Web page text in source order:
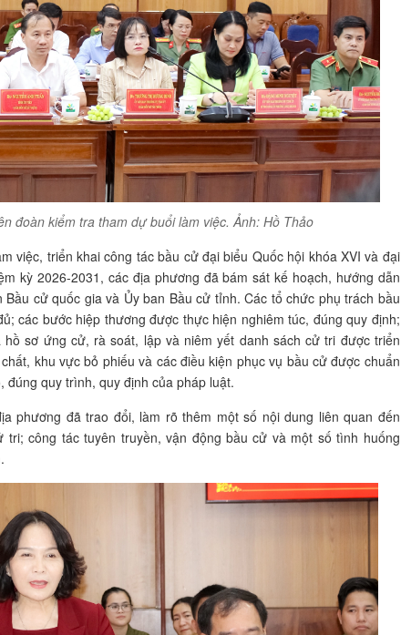
đoàn kiểm tra tham dự buổi làm việc. Ảnh: Hồ Thảo
việc, triển khai công tác bầu cử đại biểu Quốc hội khóa XVI và đại
kỳ 2026-2031, các địa phương đã bám sát kế hoạch, hướng dẫn
Bầu cử quốc gia và Ủy ban Bầu cử tỉnh. Các tổ chức phụ trách bầu
các bước hiệp thương được thực hiện nghiêm túc, đúng quy định;
hồ sơ ứng cử, rà soát, lập và niêm yết danh sách cử tri được triển
khu vực bỏ phiếu và các điều kiện phục vụ bầu cử được chuẩn
đúng quy trình, quy định của pháp luật.
phương đã trao đổi, làm rõ thêm một số nội dung liên quan đến
tri; công tác tuyên truyền, vận động bầu cử và một số tình huống